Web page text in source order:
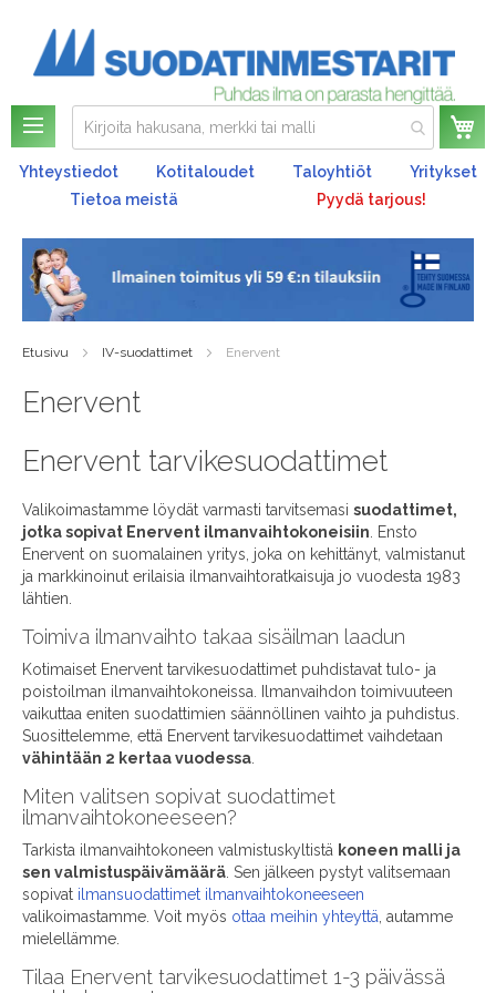
Enervent LTR 6/7 F5
suodattimet
29,90 €
Lisää ostoskoriin
Enervent LTR 6/7 F7
suodattimet
35,90 €
Lisää ostoskoriin
Enervent Pelican F5
suodattimet
29,80 € 34,80 €
Enervent Pegasos F5
suodattimet
34,90 €
Lisää ostoskoriin
Enervent Pegasos F7
suodattimet
37,80 €
-28%
ALE